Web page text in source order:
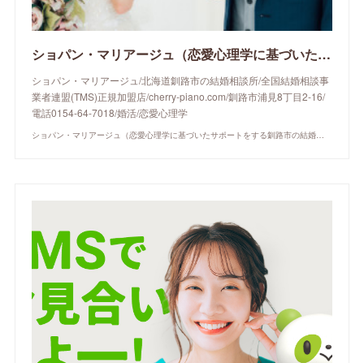
ショパン・マリアージュ（恋愛心理学に基づいたサポートをする釧路市の結婚相談所）/ 全国結婚相談事業者連盟正規加盟店 / cherry-piano.com
ショパン・マリアージュ/北海道釧路市の結婚相談所/全国結婚相談事
業者連盟(TMS)正規加盟店/cherry-piano.com/釧路市浦見8丁目2-16/
電話0154-64-7018/婚活/恋愛心理学
ショパン・マリアージュ（恋愛心理学に基づいたサポートをする釧路市の結婚相談所）/ 全国結婚相談事業者連盟正規加盟店 / cherry-piano.com